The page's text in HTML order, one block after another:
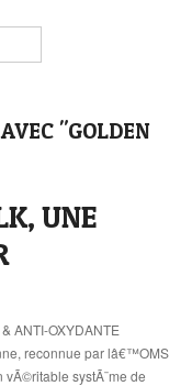
"GOLDEN
UNE
ANTI-OXYDANTE
reconnue par lâ€™OMS
systÃ¨me de